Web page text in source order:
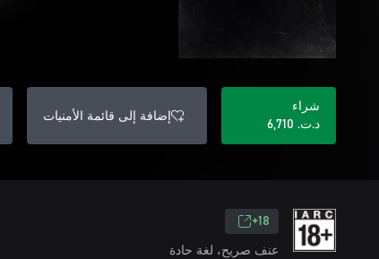
شراء
د.ت.‏ 6,710
إضافة إلى قائمة الأمنيات
18+
عنف صريح، لغة حادة